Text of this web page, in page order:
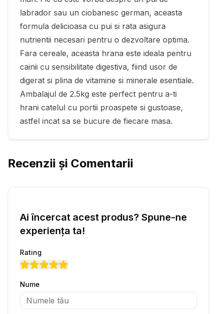
labrador sau un ciobanesc german, aceasta
formula delicioasa cu pui si rata asigura
nutrientii necesari pentru o dezvoltare optima.
Fara cereale, aceasta hrana este ideala pentru
cainii cu sensibilitate digestiva, fiind usor de
digerat si plina de vitamine si minerale esentiale.
Ambalajul de 2.5kg este perfect pentru a-ti
hrani catelul cu portii proaspete si gustoase,
astfel incat sa se bucure de fiecare masa.
Recenzii și Comentarii
Ai încercat acest produs? Spune-ne
experiența ta!
Rating
Nume